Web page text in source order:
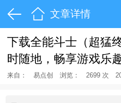
文章详情
下载全能斗士（超猛
时随地，畅享游戏乐
来自： 易点创 浏览： 2699 次